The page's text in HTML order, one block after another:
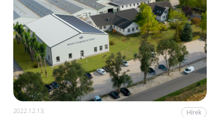
2022.12.13. Hírek